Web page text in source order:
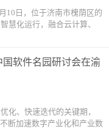
10日，位于济南市槐荫区的
慧化运行，融合云计算、
软件名园研讨会在渝
化、快速迭代的关键期，
断加速数字产业化和产业数